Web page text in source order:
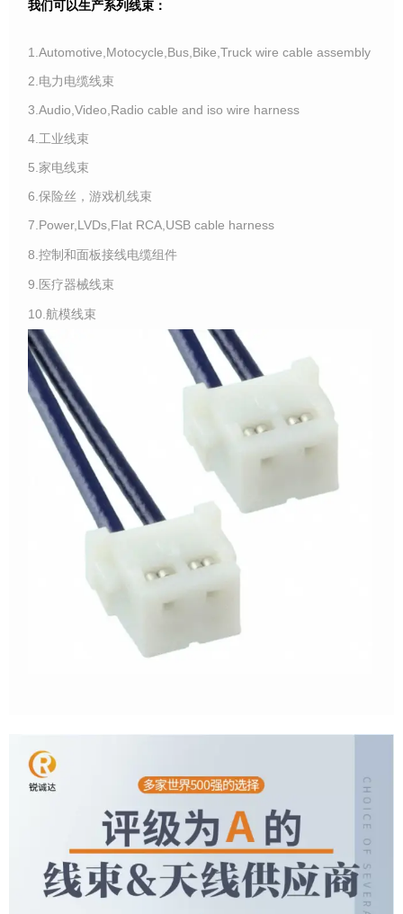
我们可以生产系列线束：
1.Automotive,Motocycle,Bus,Bike,Truck wire cable assembly
2.电力电缆线束
3.Audio,Video,Radio cable and iso wire harness
4.工业线束
5.家电线束
6.保险丝，游戏机线束
7.Power,LVDs,Flat RCA,USB cable harness
8.控制和面板接线电缆组件
9.医疗器械线束
10.航模线束